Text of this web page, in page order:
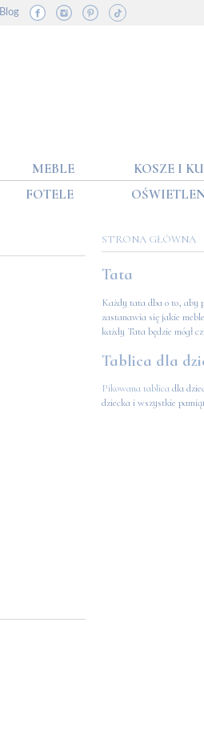
Blog
MEBLE KOSZE I
FOTELE
STRONA GŁÓWNA
Tata
Każdy tata dba o to, aby
zastanawia się jakie
każdy Tata będzie mógł
Tablica dla
Pikowana tablicadla
dziecka i wszystkie